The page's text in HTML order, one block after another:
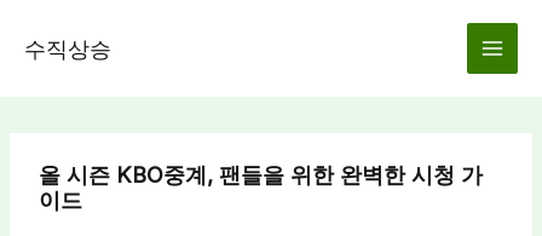
수직상승
올 시즌 KBO중계, 팬들을 위한 완벽한 시청 가
이드